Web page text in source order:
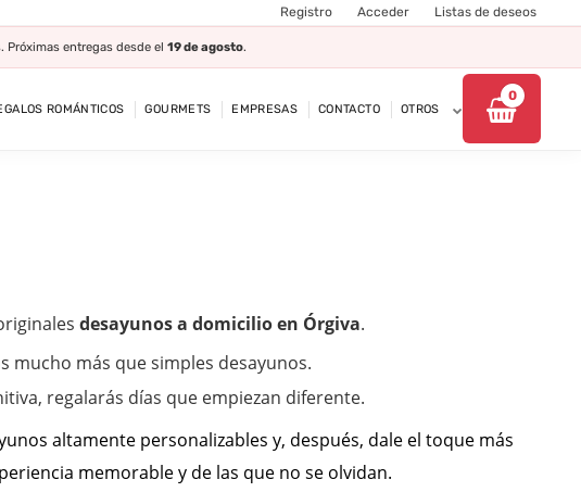
Registro Acceder Listas de deseos
Próximas entregas desde el 19 de agosto.
0
ROMÁNTICOS GOURMETS EMPRESAS CONTACTO OTROS
desayunos a domicilio en Órgiva.
mucho más que simples desayunos.
regalarás días que empiezan diferente.
altamente personalizables y, después, dale el toque más
memorable y de las que no se olvidan.